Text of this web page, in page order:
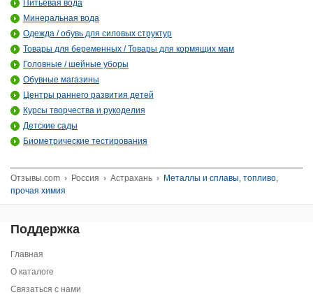
Питьевая вода
Минеральная вода
Одежда / обувь для силовых структур
Товары для беременных / Товары для кормящих мам
Головные / шейные уборы
Обувные магазины
Центры раннего развития детей
Курсы творчества и рукоделия
Детские сады
Биометрические тестирования
Отзывы.com › Россия › Астрахань › Металлы и сплавы, топливо,
прочая химия
Поддержка
Главная
О каталоге
Связаться с нами